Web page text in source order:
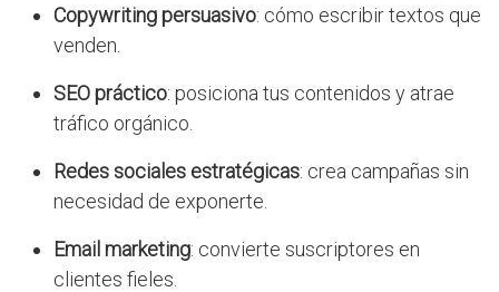
Copywriting persuasivo: cómo escribir textos que
venden.
SEO práctico: posiciona tus contenidos y atrae
tráfico orgánico.
Redes sociales estratégicas: crea campañas sin
necesidad de exponerte.
Email marketing: convierte suscriptores en
clientes fieles.